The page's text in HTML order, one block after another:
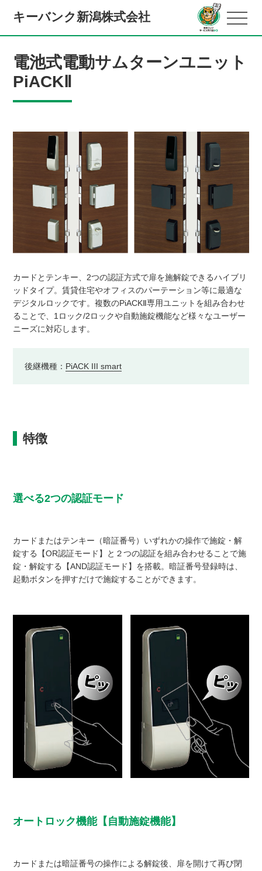
キーバンク新潟株式会社
電池式電動サムターンユニット
PiACKⅡ
カードとテンキー、2つの認証方式で扉を施解錠できるハイブリ
ッドタイプ。賃貸住宅やオフィスのパーテーション等に最適な
デジタルロックです。複数のPiACKⅡ専用ユニットを組み合わせ
ることで、1ロック/2ロックや自動施錠機能など様々なユーザー
ニーズに対応します。
後継機種： PiACK III smart
特徴
選べる2つの認証モード
カードまたはテンキー（暗証番号）いずれかの操作で施錠・解
錠する【OR認証モード】と２つの認証を組み合わせることで施
錠・解錠する【AND認証モード】を搭載。暗証番号登録時は、
起動ボタンを押すだけで施錠することができます。
オートロック機能【自動施錠機能】
カードまたは暗証番号の操作による解錠後、扉を開けて再び閉